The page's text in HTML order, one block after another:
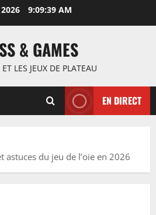
9:09:40 AM
& GAMES
LES JEUX DE PLATEAU
EN DIRECT
astuces du jeu de l’oie en 2026